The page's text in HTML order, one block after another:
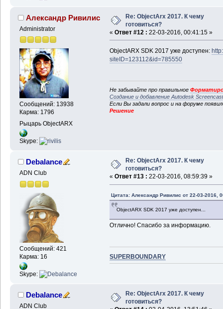
Александр Ривилис
Administrator
Сообщений: 13938
Карма: 1796
Рыцарь ObjectARX
Skype:
Re: ObjectArx 2017. К чему
готовиться?
« Ответ #12 : 22-03-2016, 00:41:15 »
ObjectARX SDK 2017 уже доступен:
siteID=123112&id=785550
Не забывайте про правильное
Создание и добавление Autodesk
Если Вы задали вопрос и на форуме
Решение
Debalance
ADN Club
Сообщений: 421
Карма: 16
Skype:
Re: ObjectArx 2017. К чему
готовиться?
« Ответ #13 : 22-03-2016, 08:59:39 »
Цитата: Александр Ривилис от 22-03-2016,
ObjectARX SDK 2017 уже доступен...
Отлично! Спасибо за информацию.
SUPERBOUNDARY
Debalance
ADN Club
Re: ObjectArx 2017. К чему
готовиться?